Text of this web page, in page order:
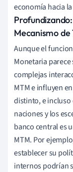
economía hacia
Mecanismo
Aunque el
Monetaria
complejas
MTM e influyen
distinto, e incluso
naciones y los
banco central es
MTM. Por
establecer su
internos podrían